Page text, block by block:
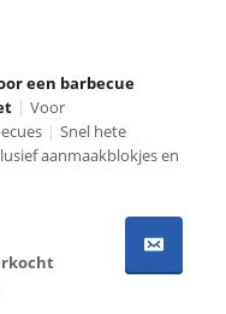
een barbecue
| Voor
| Snel hete
aanmaakblokjes en